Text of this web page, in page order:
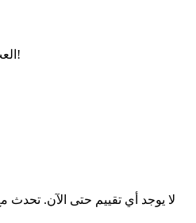
العب مع الشخصية لتترك مراجعة!
لا يوجد أي تقييم حتى الآن.